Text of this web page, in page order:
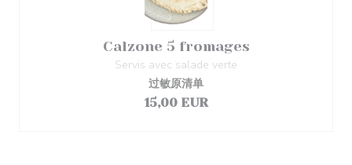
Calzone 5 fromages
Servis avec salade verte
过敏原清单
15,00 EUR